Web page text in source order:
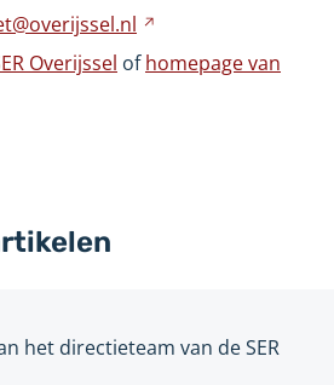
een
andere
website
naar
Overijssel ofhomepage van
het directieteam van de SER